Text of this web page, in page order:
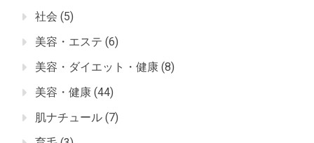
社会 (5)
美容・エステ (6)
美容・ダイエット・健康 (8)
美容・健康 (44)
肌ナチュール (7)